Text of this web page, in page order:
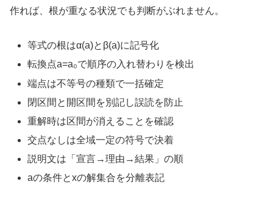
作れば、根が重なる状況でも判断がぶれません。
等式の根はα(a)とβ(a)に記号化
転換点a=a₀で順序の入れ替わりを検出
端点は不等号の種類で一括確定
閉区間と開区間を別記し誤読を防止
重解時は区間が消えることを確認
交点なしは全域一定の符号で決着
説明文は「宣言→理由→結果」の順
aの条件とxの解集合を分離表記